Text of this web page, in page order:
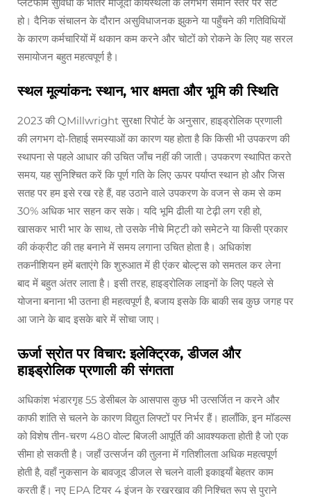
हो। दैनिक संचालन के दौरान असुविधाजनक झुकने या पहुँचने की गतिविधियों
के कारण कर्मचारियों में थकान कम करने और चोटों को रोकने के लिए यह सरल
समायोजन बहुत महत्वपूर्ण है।
स्थल मूल्यांकन: स्थान, भार क्षमता और भूमि की स्थिति
2023 की QMillwright सुरक्षा रिपोर्ट के अनुसार, हाइड्रोलिक प्रणाली
की लगभग दो-तिहाई समस्याओं का कारण यह होता है कि किसी भी उपकरण की
स्थापना से पहले आधार की उचित जाँच नहीं की जाती। उपकरण स्थापित करते
समय, यह सुनिश्चित करें कि पूर्ण गति के लिए ऊपर पर्याप्त स्थान हो और जिस
सतह पर हम इसे रख रहे हैं, वह उठाने वाले उपकरण के वजन से कम से कम
30% अधिक भार सहन कर सके। यदि भूमि ढीली या टेढ़ी लग रही हो,
खासकर भारी भार के साथ, तो उसके नीचे मिट्टी को समेटने या किसी प्रकार
की कंक्रीट की तह बनाने में समय लगाना उचित होता है। अधिकांश
तकनीशियन हमें बताएंगे कि शुरुआत में ही एंकर बोल्ट्स को समतल कर लेना
बाद में बहुत अंतर लाता है। इसी तरह, हाइड्रोलिक लाइनों के लिए पहले से
योजना बनाना भी उतना ही महत्वपूर्ण है, बजाय इसके कि बाकी सब कुछ जगह पर
आ जाने के बाद इसके बारे में सोचा जाए।
ऊर्जा स्रोत पर विचार: इलेक्ट्रिक, डीजल और
हाइड्रोलिक प्रणाली की संगतता
अधिकांश भंडारगृह 55 डेसीबल के आसपास कुछ भी उत्सर्जित न करने और
काफी शांति से चलने के कारण विद्युत लिफ्टों पर निर्भर हैं। हालाँकि, इन मॉडल्स
को विशेष तीन-चरण 480 वोल्ट बिजली आपूर्ति की आवश्यकता होती है जो एक
सीमा हो सकती है। जहाँ उत्सर्जन की तुलना में गतिशीलता अधिक महत्वपूर्ण
होती है, वहाँ नुकसान के बावजूद डीजल से चलने वाली इकाइयाँ बेहतर काम
करती हैं। नए EPA टियर 4 इंजन के रखरखाव की निश्चित रूप से पुराने